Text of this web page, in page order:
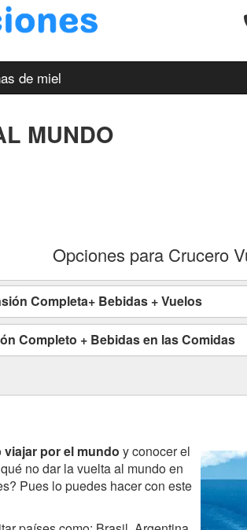
de miel
MUNDO
Opciones para Crucero
Completa+ Bebidas + Vuelos
Completo + Bebidas en las Comidas
viajar por el mundo y conocer el
no dar la vuelta al mundo en
Pues lo puedes hacer con este